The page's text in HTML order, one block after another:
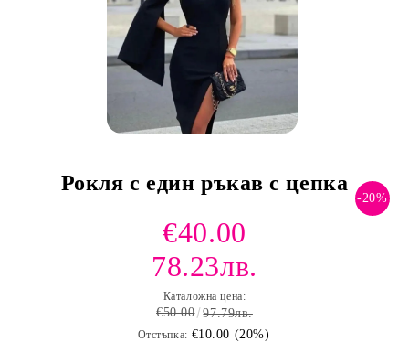
Рокля с един ръкав с цепка
-20%
€40.00
78.23лв.
Каталожна цена:
€50.00 97.79лв.
Отстъпка: €10.00 (20%)